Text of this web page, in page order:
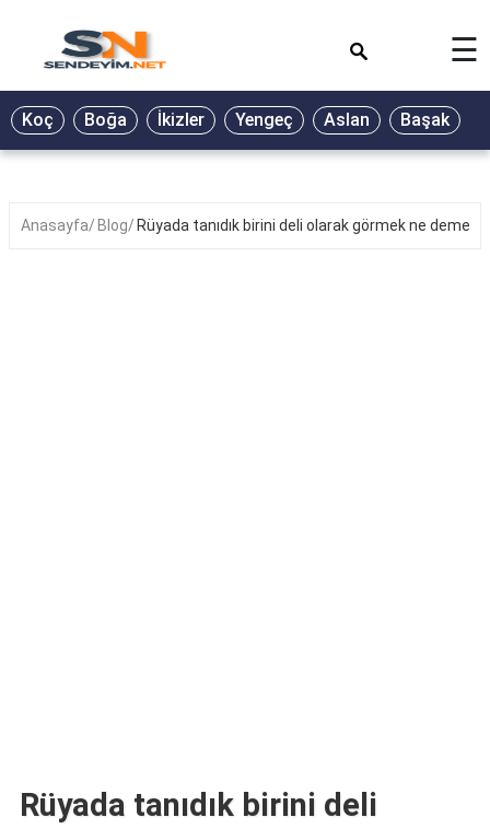
BİYOGRAFİ
GALERİ
☰
Koç Boğa İkizler Yengeç Aslan Başak
Anasayfa Blog Rüyada tanıdık birini deli olarak görmek ne demek?
Rüyada tanıdık birini deli